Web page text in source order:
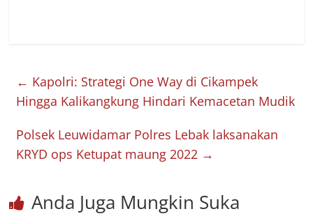
← Kapolri: Strategi One Way di Cikampek
Hingga Kalikangkung Hindari Kemacetan Mudik
Polsek Leuwidamar Polres Lebak laksanakan
KRYD ops Ketupat maung 2022 →
Anda Juga Mungkin Suka